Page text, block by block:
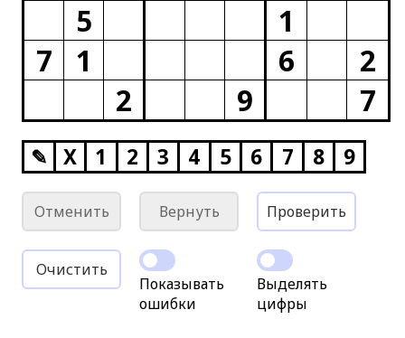
5
1
7
1 6
2
2
9 7
✎ X 1 2 3 4 5 6 7 8 9
Отменить Вернуть Проверить
Очистить
Показывать
ошибки
Выделять
цифры